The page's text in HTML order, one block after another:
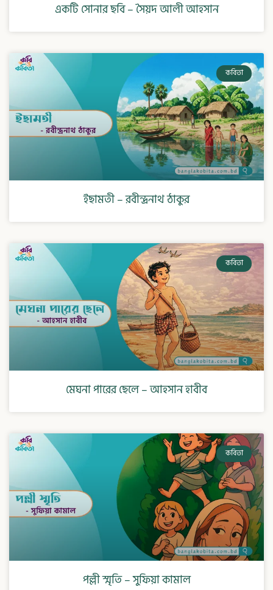
একটি সোনার ছবি – সৈয়দ আলী আহসান
কবিতা
ইছামতী – রবীন্দ্রনাথ ঠাকুর
কবিতা
মেঘনা পারের ছেলে – আহসান হাবীব
কবিতা
পল্লী স্মৃতি – সুফিয়া কামাল